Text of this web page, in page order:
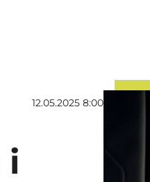
12.05.2025 8:00
i